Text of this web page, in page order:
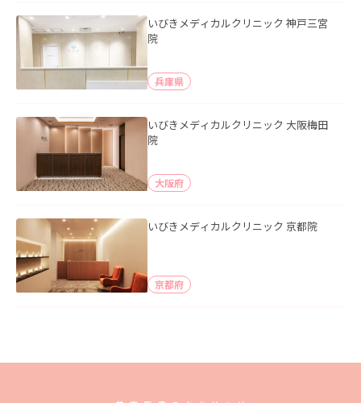
いびきメディカルクリニック 神戸三宮
院
兵庫県
いびきメディカルクリニック 大阪梅田
院
大阪府
いびきメディカルクリニック 京都院
京都府